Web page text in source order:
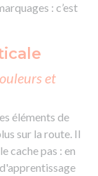
: c’est
et
éléments de
sur la route. Il
cache pas : en